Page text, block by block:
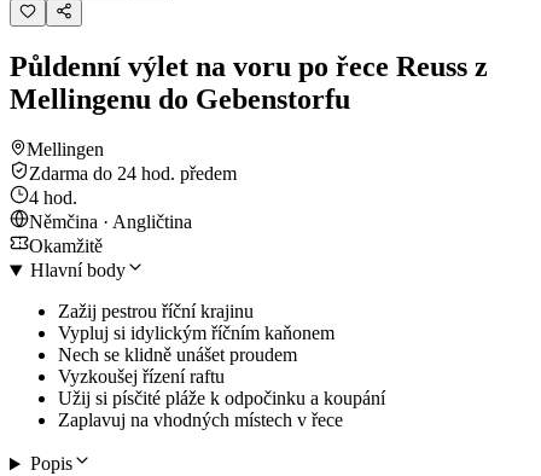
Půldenní výlet na voru po řece Reuss z
Mellingenu do Gebenstorfu
Mellingen
Zdarma do 24 hod. předem
4 hod.
Němčina · Angličtina
Okamžitě
Hlavní body
Zažij pestrou říční krajinu
Vypluj si idylickým říčním kaňonem
Nech se klidně unášet proudem
Vyzkoušej řízení raftu
Užij si písčité pláže k odpočinku a koupání
Zaplavuj na vhodných místech v řece
Popis